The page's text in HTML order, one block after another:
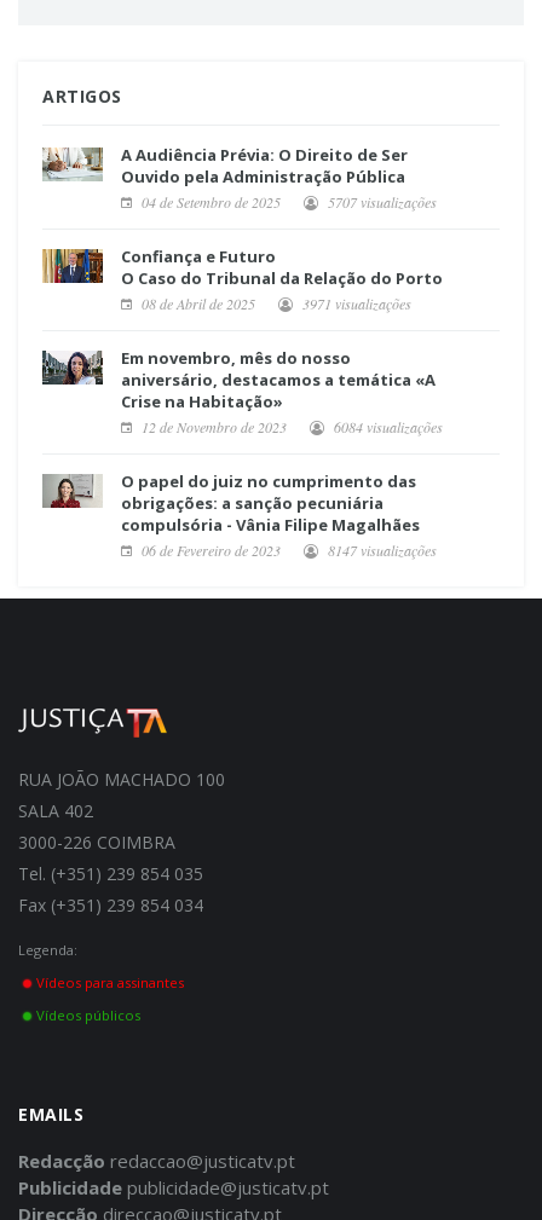
ARTIGOS
A Audiência Prévia: O Direito de Ser
Ouvido pela Administração Pública
04 de Setembro de 2025 5707 visualizações
Confiança e Futuro
O Caso do Tribunal da Relação do Porto
08 de Abril de 2025 3971 visualizações
Em novembro, mês do nosso
aniversário, destacamos a temática «A
Crise na Habitação»
12 de Novembro de 2023 6084 visualizações
O papel do juiz no cumprimento das
obrigações: a sanção pecuniária
compulsória - Vânia Filipe Magalhães
06 de Fevereiro de 2023 8147 visualizações
RUA JOÃO MACHADO 100
SALA 402
3000-226 COIMBRA
Tel. (+351) 239 854 035
Fax (+351) 239 854 034
Legenda:
Vídeos para assinantes
Vídeos públicos
EMAILS
Redacção redaccao@justicatv.pt
Publicidade publicidade@justicatv.pt
Direcção direccao@justicatv.pt